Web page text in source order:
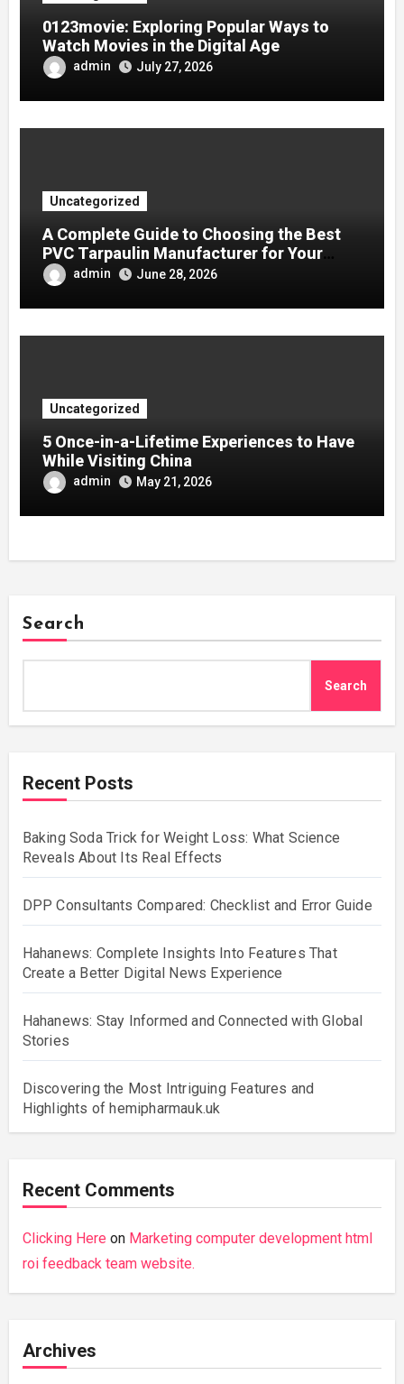
0123movie: Exploring Popular Ways to
Watch Movies in the Digital Age
admin July 27, 2026
Uncategorized
A Complete Guide to Choosing the Best
PVC Tarpaulin Manufacturer for Your
Company
admin June 28, 2026
Uncategorized
5 Once-in-a-Lifetime Experiences to Have
While Visiting China
admin May 21, 2026
Search
Search
Recent Posts
Baking Soda Trick for Weight Loss: What Science
Reveals About Its Real Effects
DPP Consultants Compared: Checklist and Error Guide
Hahanews: Complete Insights Into Features That
Create a Better Digital News Experience
Hahanews: Stay Informed and Connected with Global
Stories
Discovering the Most Intriguing Features and
Highlights of hemipharmauk.uk
Recent Comments
Clicking Here on Marketing computer development html
roi feedback team website.
Archives